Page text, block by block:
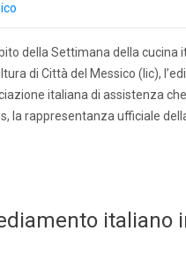
della Settimana della cucina
di Città del Messico (Iic),
italiana di assistenza
la rappresentanza ufficiale
italiano